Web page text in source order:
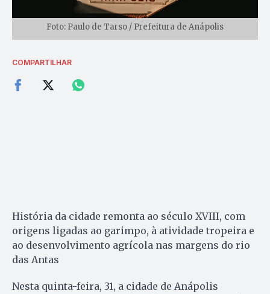
Foto: Paulo de Tarso / Prefeitura de Anápolis
COMPARTILHAR
História da cidade remonta ao século XVIII, com
origens ligadas ao garimpo, à atividade tropeira e
ao desenvolvimento agrícola nas margens do rio
das Antas
Nesta quinta-feira, 31, a cidade de Anápolis